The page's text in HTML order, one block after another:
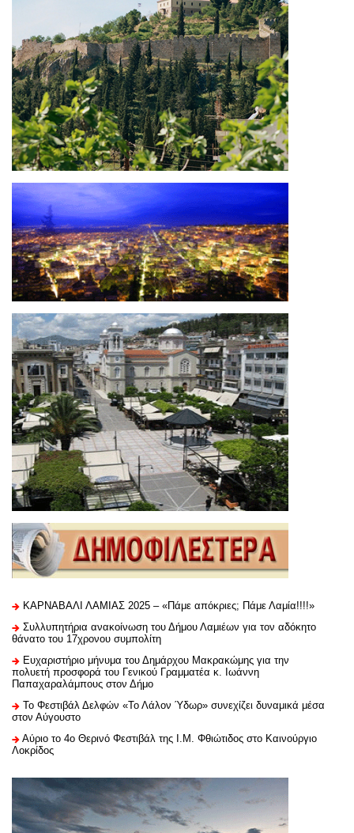
ΚΑΡΝΑΒΑΛΙ ΛΑΜΙΑΣ 2025 – «Πάμε απόκριες; Πάμε Λαμία!!!!»
Συλλυπητήρια ανακοίνωση του Δήμου Λαμιέων για τον αδόκητο
θάνατο του 17χρονου συμπολίτη
Ευχαριστήριo μήνυμα του Δημάρχου Μακρακώμης για την
πολυετή προσφορά του Γενικού Γραμματέα κ. Ιωάννη
Παπαχαραλάμπους στον Δήμο
Το Φεστιβάλ Δελφών «Το Λάλον Ύδωρ» συνεχίζει δυναμικά μέσα
στον Αύγουστο
Αύριο το 4ο Θερινό Φεστιβάλ της Ι.Μ. Φθιώτιδος στο Καινούργιο
Λοκρίδος